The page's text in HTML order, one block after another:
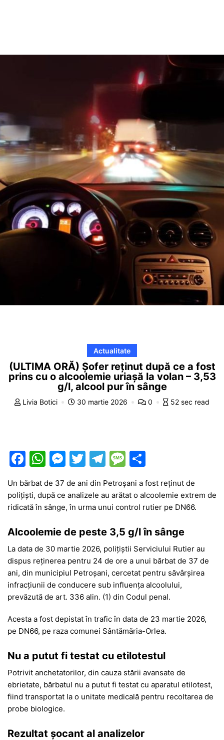
Actualitate
(ULTIMA ORĂ) Șofer reținut după ce a fost
prins cu o alcoolemie uriașă la volan – 3,53
g/l, alcool pur în sânge
Livia Botici 30 martie 2026 0 52 sec read
F
c
e
o
o
k
W
at
s
A
p
p
M
s
s
e
n
g
er
T
w
itt
er
T
e
gr
a
m
M
s
s
g
e
ar
ta
je
a
z
ă
Un bărbat de 37 de ani din Petroșani a fost reținut de
polițiști, după ce analizele au arătat o alcoolemie extrem de
ridicată în sânge, în urma unui control rutier pe DN66.
Alcoolemie de peste 3,5 g/l în sânge
La data de 30 martie 2026, polițiștii Serviciului Rutier au
dispus reținerea pentru 24 de ore a unui bărbat de 37 de
ani, din municipiul Petroșani, cercetat pentru săvârșirea
infracțiunii de conducere sub influența alcoolului,
prevăzută de art. 336 alin. (1) din Codul penal.
Acesta a fost depistat în trafic în data de 23 martie 2026,
pe DN66, pe raza comunei Sântămăria-Orlea.
Nu a putut fi testat cu etilotestul
Potrivit anchetatorilor, din cauza stării avansate de
ebrietate, bărbatul nu a putut fi testat cu aparatul etilotest,
fiind transportat la o unitate medicală pentru recoltarea de
probe biologice.
Rezultat șocant al analizelor